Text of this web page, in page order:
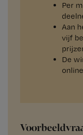
Per
Aan
vijf
De